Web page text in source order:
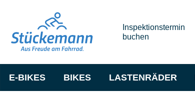
Inspektionstermin
buchen
E-BIKES BIKES LASTENRÄDER